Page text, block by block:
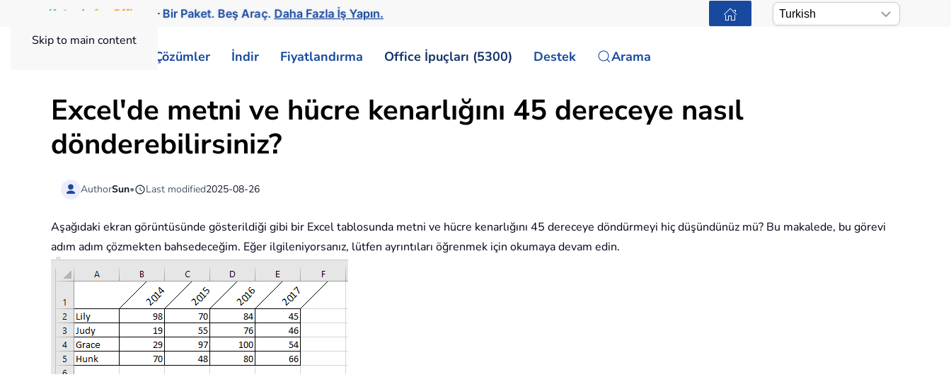
Skip to main content
Kutools for Office — Bir Paket. Beş Araç.Daha Fazla İş Yapın.
Çözümler İndir Fiyatlandırma Office İpuçları (5300) Destek Arama
Excel'de metni ve hücre kenarlığını 45 dereceye nasıl
dönderebilirsiniz?
AuthorSun• Last modified2025-08-26
Aşağıdaki ekran görüntüsünde gösterildiği gibi bir Excel tablosunda metni ve hücre kenarlığını 45 dereceye döndürmeyi hiç düşündünüz mü? Bu makalede, bu görevi
adım adım çözmekten bahsedeceğim. Eğer ilgileniyorsanız, lütfen ayrıntıları öğrenmek için okumaya devam edin.